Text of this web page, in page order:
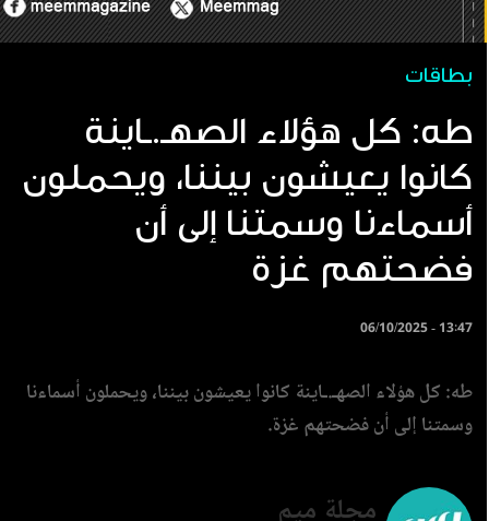
بطاقات
طه: كل هؤلاء الصهـ.ـاينة
كانوا يعيشون بيننا، ويحملون
أسماءنا وسمتنا إلى أن
فضحتهم غزة
06/10/2025 - 13:47
طه: كل هؤلاء الصهـ.ـاينة كانوا يعيشون بيننا، ويحملون أسماءنا
وسمتنا إلى أن فضحتهم غزة.